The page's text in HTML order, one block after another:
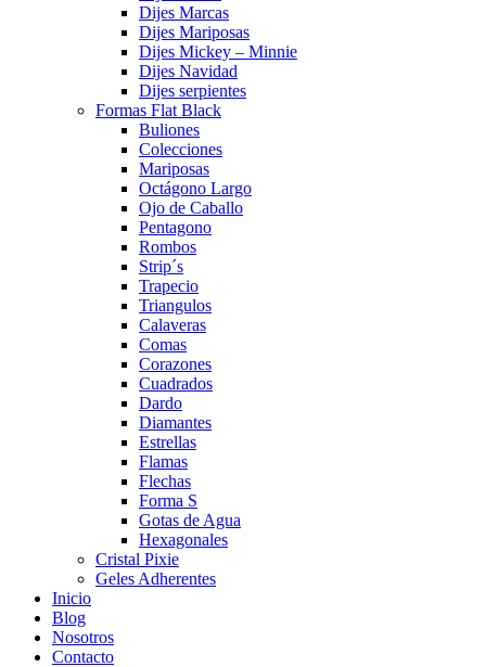
Dijes Marcas
Dijes Mariposas
Dijes Mickey – Minnie
Dijes Navidad
Dijes serpientes
Formas Flat Black
Buliones
Colecciones
Mariposas
Octágono Largo
Ojo de Caballo
Pentagono
Rombos
Strip´s
Trapecio
Triangulos
Calaveras
Comas
Corazones
Cuadrados
Dardo
Diamantes
Estrellas
Flamas
Flechas
Forma S
Gotas de Agua
Hexagonales
Cristal Pixie
Geles Adherentes
Inicio
Blog
Nosotros
Contacto